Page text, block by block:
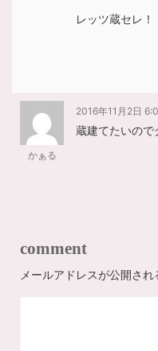
レッツ蔵セレ！
かぁる
2016年11月2日
蔵建てたいので
comment
メールアドレスが公開され